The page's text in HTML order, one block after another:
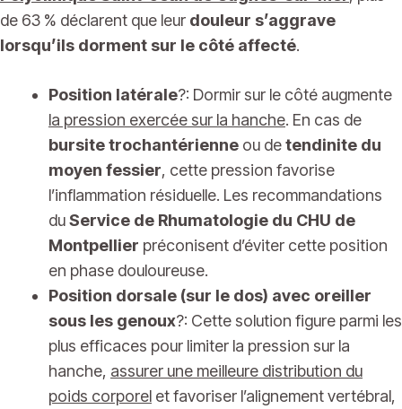
de 63 % déclarent que leur douleur s’aggrave
lorsqu’ils dorment sur le côté affecté.
Position latérale?: Dormir sur le côté augmente
la pression exercée sur la hanche. En cas de
bursite trochantérienne ou detendinite du
moyen fessier, cette pression favorise
l’inflammation résiduelle. Les recommandations
duService de Rhumatologie du CHU de
Montpellier préconisent d’éviter cette position
en phase douloureuse.
Position dorsale (sur le dos) avec oreiller
sous les genoux?: Cette solution figure parmi les
plus efficaces pour limiter la pression sur la
hanche, assurer une meilleure distribution du
poids corporel et favoriser l’alignement vertébral,